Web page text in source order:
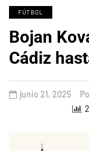
FÚTBOL
Bojan
Cádiz
junio 21, 2025